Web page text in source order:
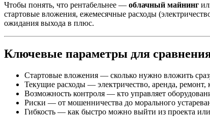
Чтобы понять, что рентабельнее — облачный майнинг
стартовые вложения, ежемесячные расходы
ожидания выхода в плюс.
Ключевые параметры для
Стартовые вложения — сколько нужно вложить
Текущие расходы — электричество, аренда, ремонт,
Возможность контроля — кто управляет
Риски — от мошенничества до морального
Гибкость — как быстро можно выйти из проекта